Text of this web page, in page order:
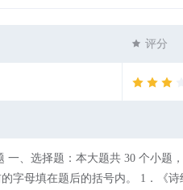
评分
字母填在题后的括号内。 1．《